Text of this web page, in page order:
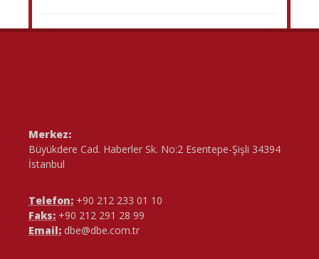
Merkez:
Büyükdere Cad. Haberler Sk. No:2 Esentepe-Şişli 34394
İstanbul
Telefon: +90 212 233 01 10
Faks: +90 212 291 28 99
Email: dbe@dbe.com.tr